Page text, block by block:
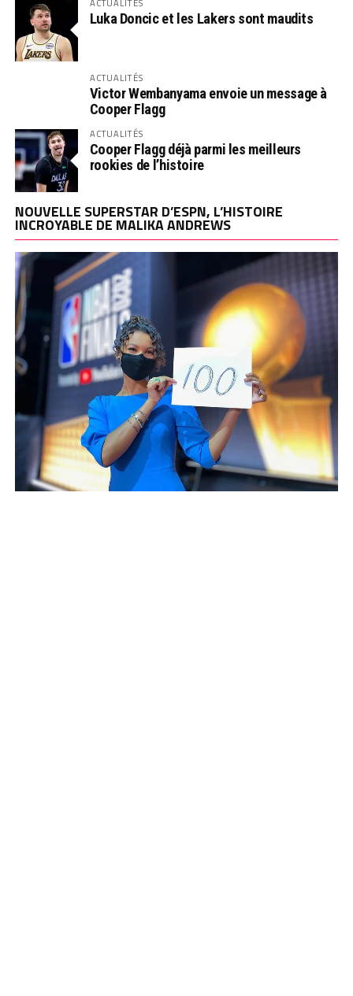
Luka Doncic et les Lakers sont maudits
ACTUALITÉS
Victor Wembanyama envoie un message à
Cooper Flagg
ACTUALITÉS
Cooper Flagg déjà parmi les meilleurs
rookies de l’histoire
NOUVELLE SUPERSTAR D’ESPN, L’HISTOIRE
INCROYABLE DE MALIKA ANDREWS